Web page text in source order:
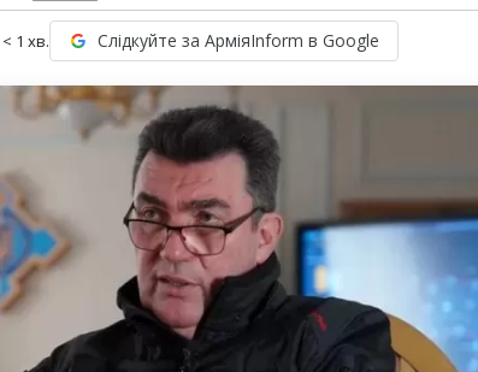
< 1 хв. Слідкуйте за АрміяInform в Google